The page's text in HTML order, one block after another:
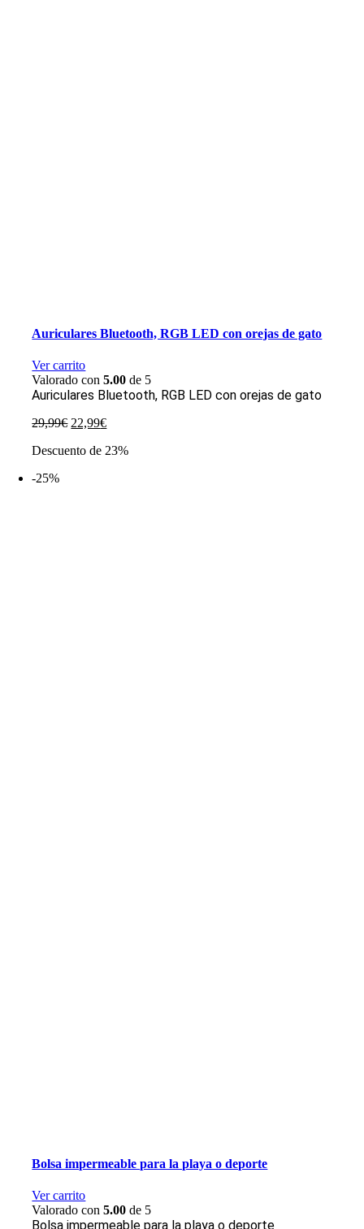
Auriculares Bluetooth, RGB LED con orejas de gato
Ver carrito
Valorado con5.00 de 5
Auriculares Bluetooth, RGB LED con orejas de gato
29,99€ El
original
22,99€El
actual
Descuento de 23%
-25%
Bolsa impermeable para la playa o deporte
Ver carrito
Valorado con5.00 de 5
Bolsa impermeable para la playa o deporte